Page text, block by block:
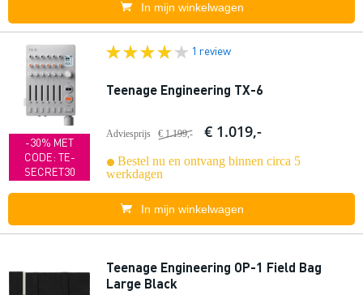
In mijn winkelwagen
-30% MET
CODE: TE-
SECRET30
1 review
Teenage Engineering TX-6
Adviesprijs € 1.199,- € 1.019,-
Bestel nu en ontvang binnen circa 5
werkdagen
In mijn winkelwagen
Teenage Engineering OP-1 Field Bag
Large Black